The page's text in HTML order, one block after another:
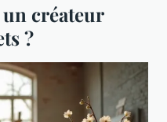
créateur
?